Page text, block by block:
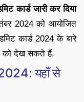
कार्ड जारी कर दिया
2024 को आयोजित
कार्ड 2024 के बारे
को देख सकते हैं.
यहाँ से